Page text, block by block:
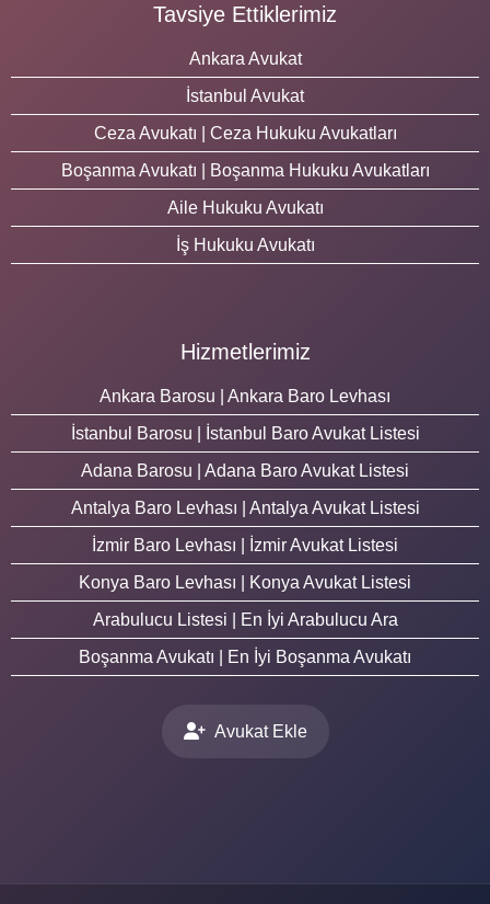
Tavsiye Ettiklerimiz
Ankara Avukat
İstanbul Avukat
Ceza Avukatı | Ceza Hukuku Avukatları
Boşanma Avukatı | Boşanma Hukuku Avukatları
Aile Hukuku Avukatı
İş Hukuku Avukatı
Hizmetlerimiz
Ankara Barosu | Ankara Baro Levhası
İstanbul Barosu | İstanbul Baro Avukat Listesi
Adana Barosu | Adana Baro Avukat Listesi
Antalya Baro Levhası | Antalya Avukat Listesi
İzmir Baro Levhası | İzmir Avukat Listesi
Konya Baro Levhası | Konya Avukat Listesi
Arabulucu Listesi | En İyi Arabulucu Ara
Boşanma Avukatı | En İyi Boşanma Avukatı
Avukat Ekle